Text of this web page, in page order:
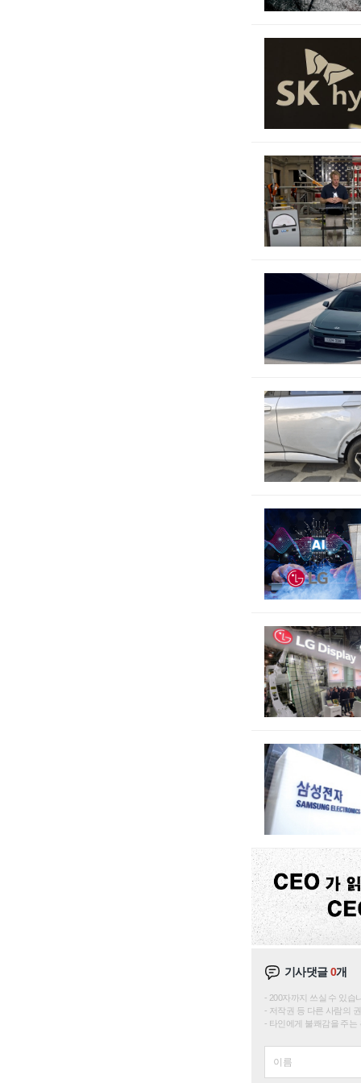
기사댓글0개
200자까지 쓰실 수 있습
저작권 등 다른 사람의
타인에게 불쾌감을 주는